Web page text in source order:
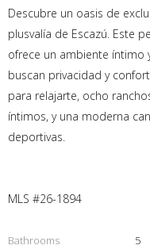
Descubre un oasis de
plusvalía de Escazú. Este
ofrece un ambiente íntimo
buscan privacidad y
para relajarte, ocho
íntimos, y una moderna
deportivas.
MLS #26-1894
Bathrooms
5